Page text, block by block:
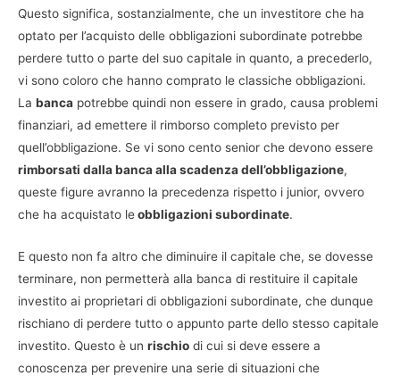
Questo significa, sostanzialmente, che un investitore che ha
optato per l’acquisto delle obbligazioni subordinate potrebbe
perdere tutto o parte del suo capitale in quanto, a precederlo,
vi sono coloro che hanno comprato le classiche obbligazioni.
La banca potrebbe quindi non essere in grado, causa problemi
finanziari, ad emettere il rimborso completo previsto per
quell’obbligazione. Se vi sono cento senior che devono essere
rimborsati dalla banca alla scadenza dell’obbligazione,
queste figure avranno la precedenza rispetto i junior, ovvero
che ha acquistato leobbligazioni subordinate.
E questo non fa altro che diminuire il capitale che, se dovesse
terminare, non permetterà alla banca di restituire il capitale
investito ai proprietari di obbligazioni subordinate, che dunque
rischiano di perdere tutto o appunto parte dello stesso capitale
investito. Questo è un rischio di cui si deve essere a
conoscenza per prevenire una serie di situazioni che